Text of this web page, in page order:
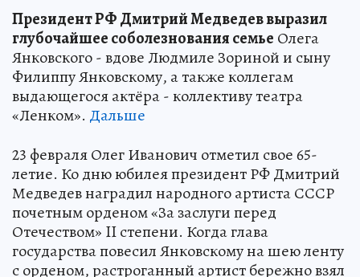
Президент РФ Дмитрий Медведев выразил
глубочайшее соболезнования семье Олега
Янковского - вдове Людмиле Зориной и сыну
Филиппу Янковскому, а также коллегам
выдающегося актёра - коллективу театра
«Ленком». Дальше
23 февраля Олег Иванович отметил свое 65-
летие. Ко дню юбилея президент РФ Дмитрий
Медведев наградил народного артиста СССР
почетным орденом «За заслуги перед
Отечеством» II степени. Когда глава
государства повесил Янковскому на шею ленту
с орденом, растроганный артист бережно взял